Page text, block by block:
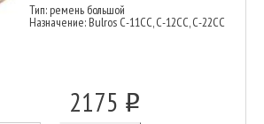
Тип: ремень большой
Назначение: Bulros С-11СС, С-12СС, С-22СС
2175 o